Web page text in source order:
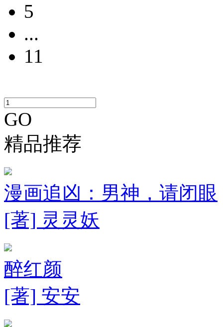
5
...
11
GO
精品推荐
漫画追凶：男神，请闭眼
[著] 灵灵妖
醉红颜
[著] 安安